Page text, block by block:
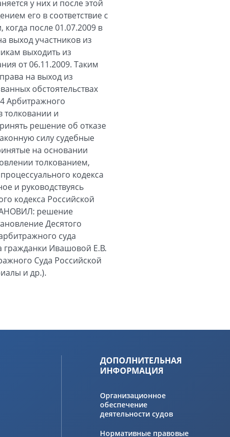
у них и после этой
его в соответствие с
после 01.07.2009 в
выход участников из
выходить из
от 06.11.2009. Таким
на выход из
обстоятельствах
Арбитражного
толковании и
решение об отказе
силу судебные
на основании
толкованием,
кодекса
и руководствуясь
кодекса Российской
решение
Десятого
суда
гражданки Ивашовой Е.В.
Суда Российской
и др.).
ДОПОЛНИТЕЛЬНАЯ
ИНФОРМАЦИЯ
Организационное
обеспечение
деятельности судов
Нормативные правовые